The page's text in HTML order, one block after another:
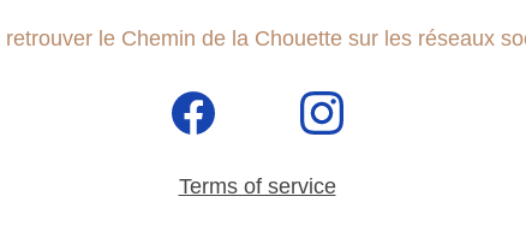
Terms of service
le Chemin de la Chouette sur les réseaux